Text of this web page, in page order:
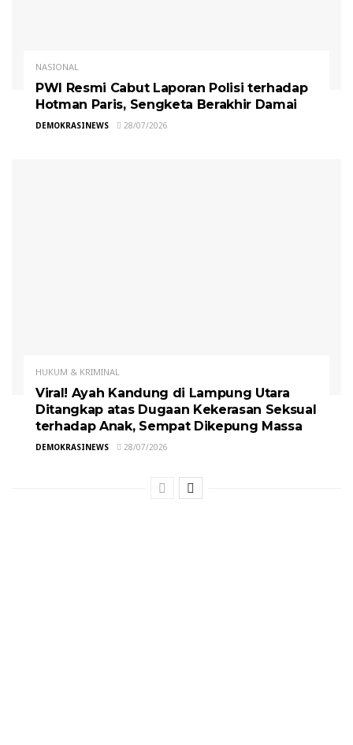
NASIONAL
PWI Resmi Cabut Laporan Polisi terhadap
Hotman Paris, Sengketa Berakhir Damai
DEMOKRASINEWS 28/07/2026
HUKUM & KRIMINAL
Viral! Ayah Kandung di Lampung Utara
Ditangkap atas Dugaan Kekerasan Seksual
terhadap Anak, Sempat Dikepung Massa
DEMOKRASINEWS 28/07/2026